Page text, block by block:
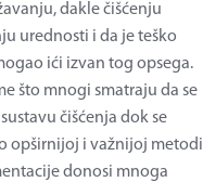
dakle čišćenju
urednosti i da je teško
ići izvan tog opsega.
što mnogi smatraju da se
čišćenja dok se
opširnijoj i važnijoj metodi
donosi mnoga